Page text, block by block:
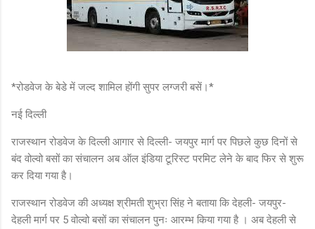
*रोडवेज के बेडे में जल्द शामिल होंगी सुपर लग्जरी बसें।*
नई दिल्ली
राजस्थान रोडवेज के दिल्ली आगार से दिल्ली- जयपुर मार्ग पर पिछले कुछ दिनों से
बंद वोल्वो बसों का संचालन अब ऑल इंडिया टूरिस्ट परमिट लेने के बाद फिर से शुरू
कर दिया गया है।
राजस्थान रोडवेज की अध्यक्ष श्रीमती शुभ्रा सिंह ने बताया कि देहली- जयपुर-
देहली मार्ग पर 5 वोल्वो बसों का संचालन पुनः आरम्भ किया गया है । अब देहली से